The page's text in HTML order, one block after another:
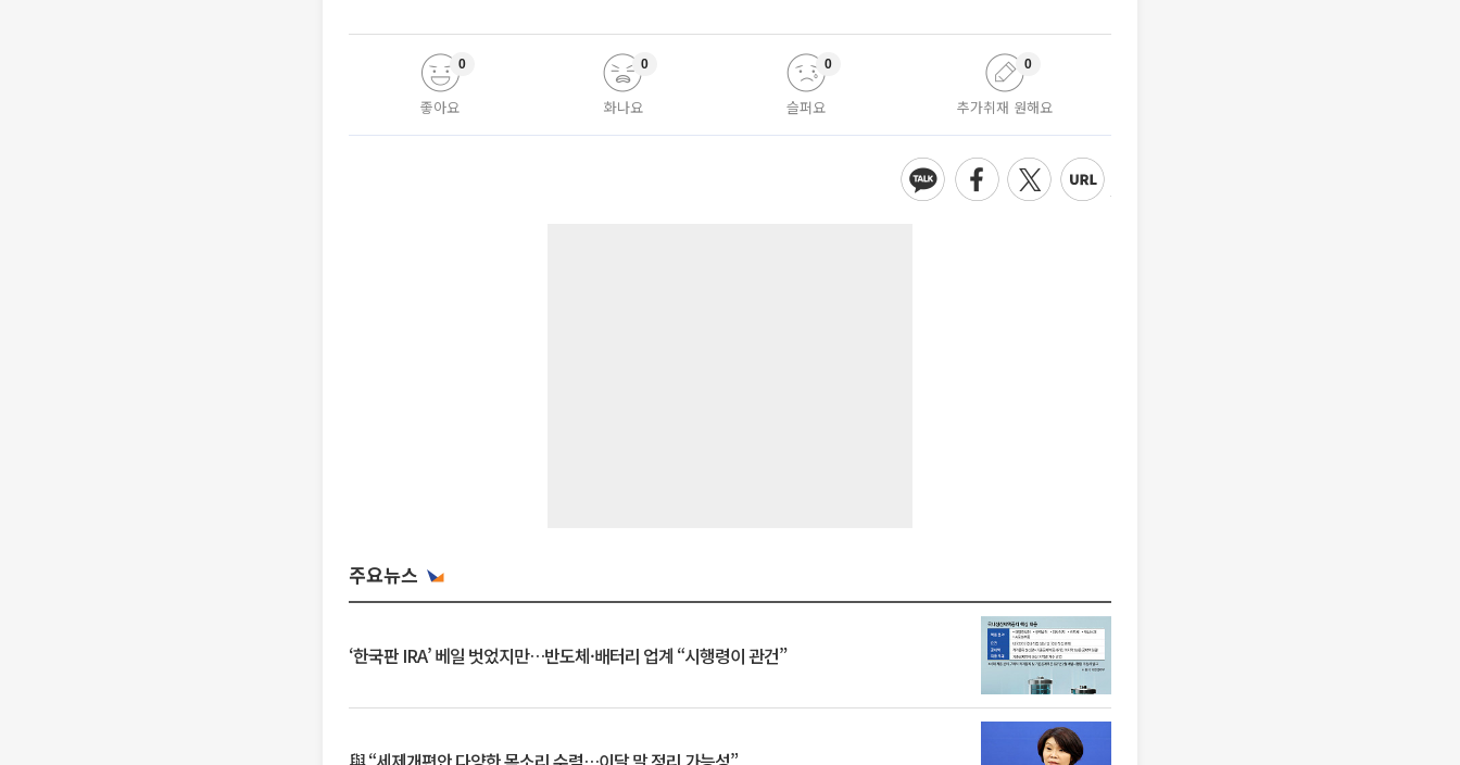
좋아요
0
화나요
0
슬퍼요
0
추가취재 원해요
0
주요뉴스
‘한국판 IRA’ 베일 벗었지만…반도체·배터리 업계 “시행령이 관건”